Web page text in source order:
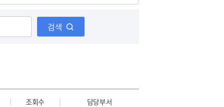
검색
조회수 담당부서